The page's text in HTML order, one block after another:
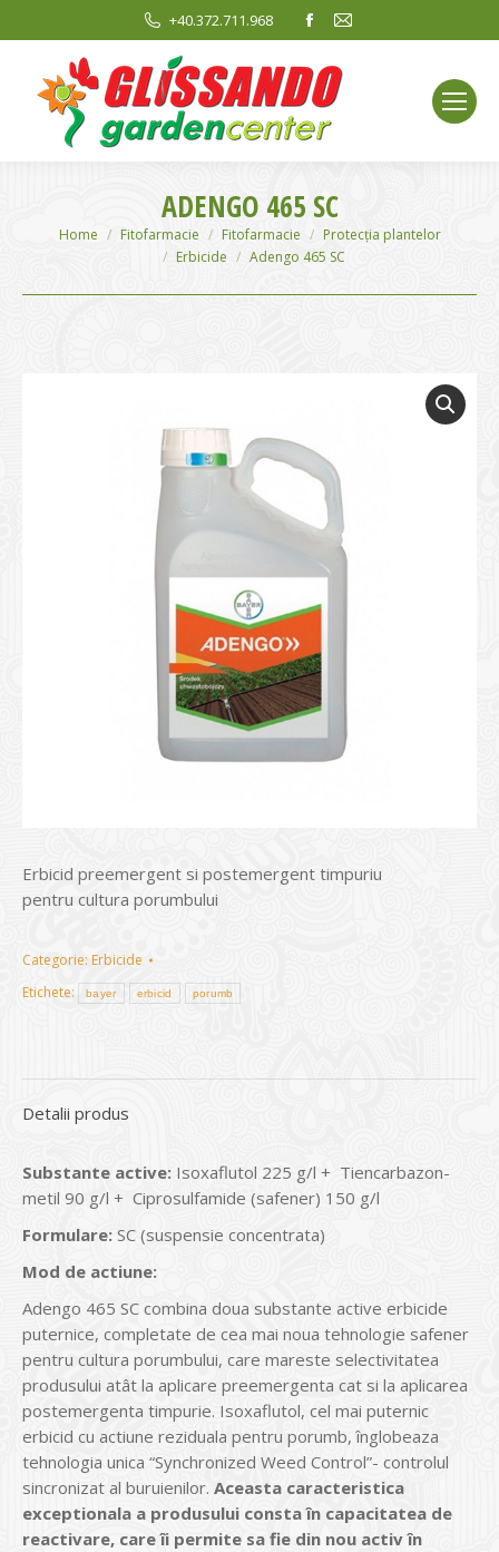
+40.372.711.968
Facebook
opens
in
new
window
Mail
window
ADENGO 465 SC
You are here:
Home Fitofarmacie Fitofarmacie
Protecția plantelor
Erbicide
Adengo 465 SC
Erbicid preemergent si postemergent timpuriu
pentru cultura porumbului
Categorie: Erbicide
Etichete:
bayer erbicid porumb
Detalii produs
Substante active: Isoxaflutol 225 g/l + Tiencarbazon-
metil 90 g/l + Ciprosulfamide (safener) 150 g/l
Formulare: SC (suspensie concentrata)
Mod de actiune:
Adengo 465 SC combina doua substante active erbicide
puternice, completate de cea mai noua tehnologie safener
pentru cultura porumbului, care mareste selectivitatea
produsului atât la aplicare preemergenta cat si la aplicarea
postemergenta timpurie. Isoxaflutol, cel mai puternic
erbicid cu actiune reziduala pentru porumb, înglobeaza
tehnologia unica “Synchronized Weed Control”- controlul
sincronizat al buruienilor. Aceasta caracteristica
exceptionala a produsului consta în capacitatea de
reactivare, care îi permite sa fie din nou activ în